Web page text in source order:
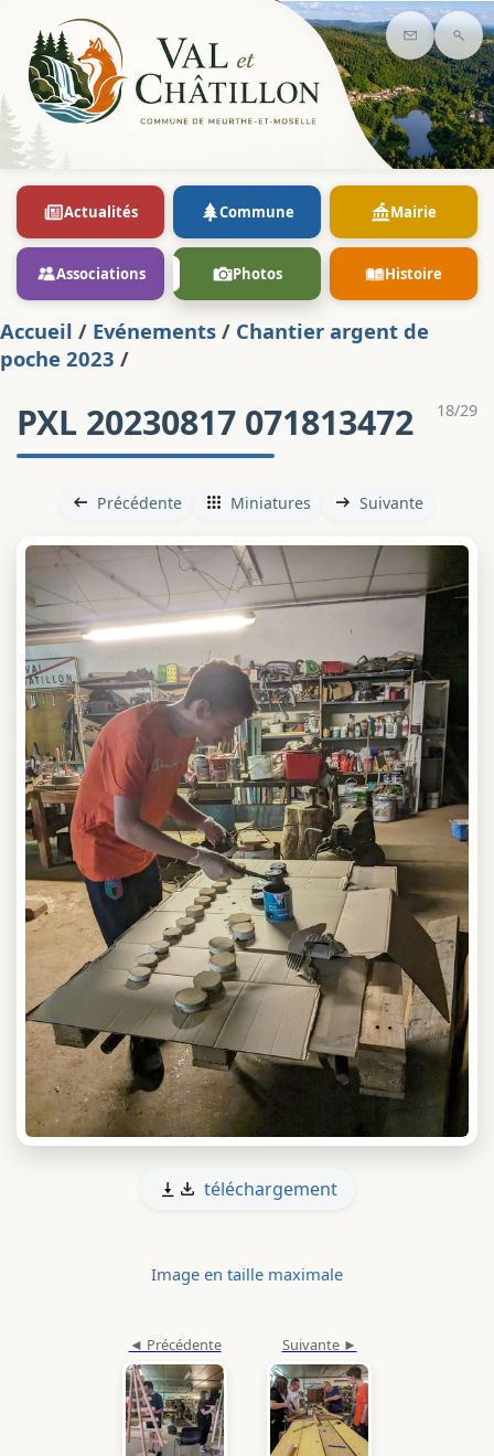
Contact
Actualités Commune Mairie
Associations Photos Histoire
Accueil / Evénements / Chantier argent de
poche 2023 /
18/29
PXL 20230817 071813472
Précédente Miniatures Suivante
téléchargement
Image en taille maximale